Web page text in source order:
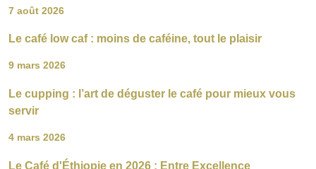
7 août 2026
Le café low caf : moins de caféine, tout le plaisir
9 mars 2026
Le cupping : l’art de déguster le café pour mieux vous
servir
4 mars 2026
Le Café d'Éthiopie en 2026 : Entre Excellence